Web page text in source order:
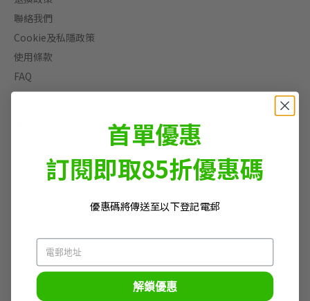
聯絡我們
Cookie及私隱政策
使用條款
FAQ
充電池及充電器
最新優惠
探索更多GP
首單優惠
訂閱即取85折優惠碼
優惠碼將傳送至以下登記電郵
解鎖優惠